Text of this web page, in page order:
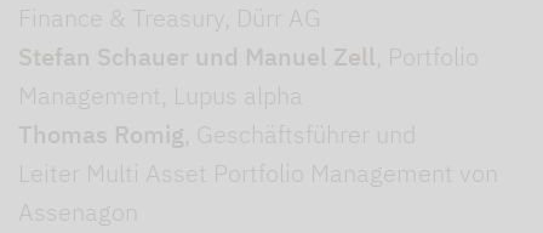
Finance & Treasury, Dürr AG
Stefan Schauer und Manuel Zell, Portfolio
Management, Lupus alpha
Thomas Romig, Geschäftsführer und
Leiter Multi Asset Portfolio Management von
Assenagon